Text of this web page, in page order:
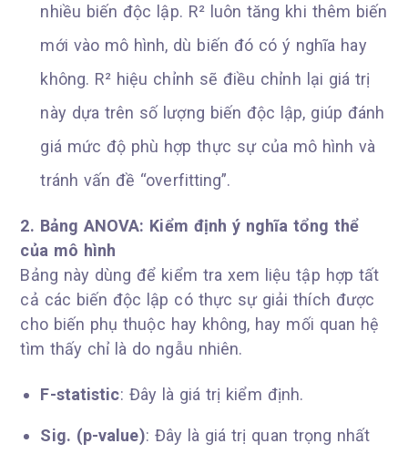
nhiều biến độc lập. R² luôn tăng khi thêm biến
mới vào mô hình, dù biến đó có ý nghĩa hay
không. R² hiệu chỉnh sẽ điều chỉnh lại giá trị
này dựa trên số lượng biến độc lập, giúp đánh
giá mức độ phù hợp thực sự của mô hình và
tránh vấn đề “overfitting”.
2. Bảng ANOVA: Kiểm định ý nghĩa tổng thể
của mô hình
Bảng này dùng để kiểm tra xem liệu tập hợp tất
cả các biến độc lập có thực sự giải thích được
cho biến phụ thuộc hay không, hay mối quan hệ
tìm thấy chỉ là do ngẫu nhiên.
F-statistic: Đây là giá trị kiểm định.
Sig. (p-value): Đây là giá trị quan trọng nhất